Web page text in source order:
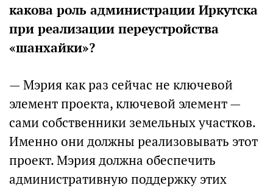
какова роль администрации Иркутска
при реализации переустройства
«шанхайки»?
— Мэрия как раз сейчас не ключевой
элемент проекта, ключевой элемент —
сами собственники земельных участков.
Именно они должны реализовывать этот
проект. Мэрия должна обеспечить
административную поддержку этих